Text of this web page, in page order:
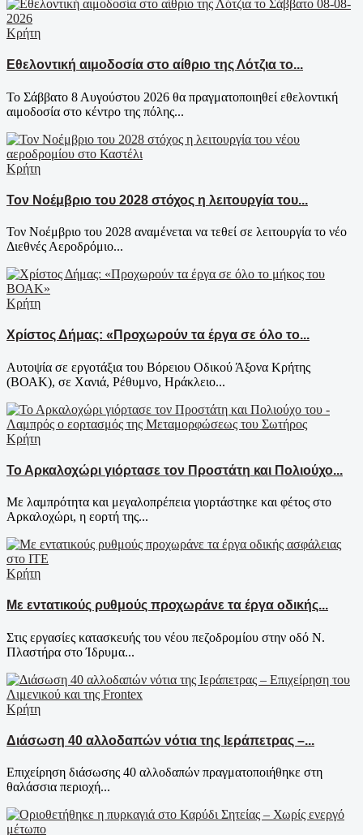
Κρήτη
Εθελοντική αιμοδοσία στο αίθριο της Λότζια το...
Το Σάββατο 8 Αυγούστου 2026 θα πραγματοποιηθεί εθελοντική
αιμοδοσία στο κέντρο της πόλης...
Κρήτη
Τον Νοέμβριο του 2028 στόχος η λειτουργία του...
Τον Νοέμβριο του 2028 αναμένεται να τεθεί σε λειτουργία το νέο
Διεθνές Αεροδρόμιο...
Κρήτη
Χρίστος Δήμας: «Προχωρούν τα έργα σε όλο το...
Αυτοψία σε εργοτάξια του Βόρειου Οδικού Άξονα Κρήτης
(ΒΟΑΚ), σε Χανιά, Ρέθυμνο, Ηράκλειο...
Κρήτη
Το Αρκαλοχώρι γιόρτασε τον Προστάτη και Πολιούχο...
Με λαμπρότητα και μεγαλοπρέπεια γιορτάστηκε και φέτος στο
Αρκαλοχώρι, η εορτή της...
Κρήτη
Με εντατικούς ρυθμούς προχωράνε τα έργα οδικής...
Στις εργασίες κατασκευής του νέου πεζοδρομίου στην οδό Ν.
Πλαστήρα στο Ίδρυμα...
Κρήτη
Διάσωση 40 αλλοδαπών νότια της Ιεράπετρας –...
Επιχείρηση διάσωσης 40 αλλοδαπών πραγματοποιήθηκε στη
θαλάσσια περιοχή...